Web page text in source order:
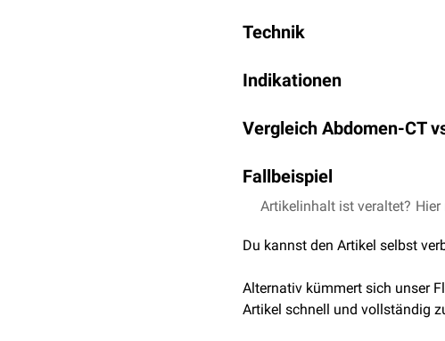
Technik
Röntgen-Detektoren-Einheit
Indikationen
Lymphom)
Entzündungen (z.B.
Fehlbildungen
Traumen (Gefäßrupturen ,
Vergleich Abdomen-CT
Sensitivität
Detaildarstellung
Strahlendosis
Fallbeispiel
Artikelinhalt ist veraltet? Hier
Du kannst den Artikel selbst
Alternativ kümmert sich unser
Artikel schnell und vollständig